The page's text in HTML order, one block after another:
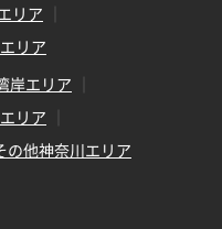
リア
リア
岸エリア
リア
の他神奈川エリア